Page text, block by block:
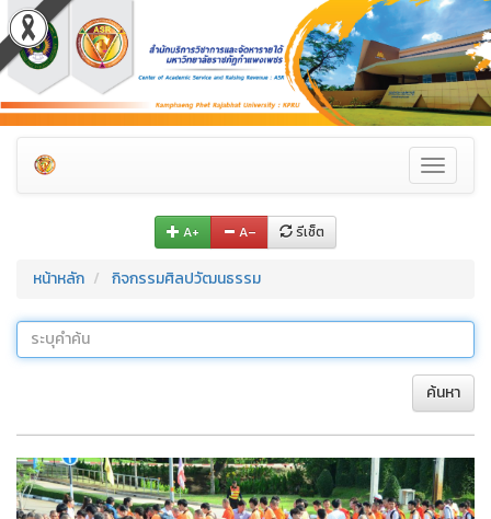
Toggle
A+ A– รีเซ็ต
หน้าหลัก กิจกรรมศิลปวัฒนธรรม
ค้นหา